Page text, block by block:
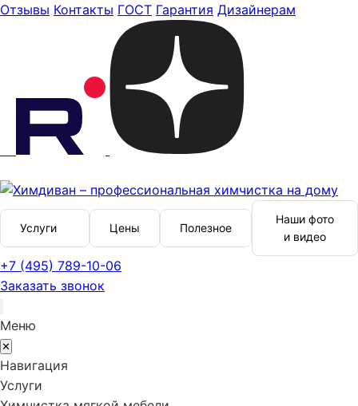
Отзывы Контакты ГОСТ Гарантия Дизайнерам
Услуги Цены Полезное
Наши фото
и видео
+7 (495) 789-10-06
Заказать звонок
Меню
✕
Навигация
Услуги